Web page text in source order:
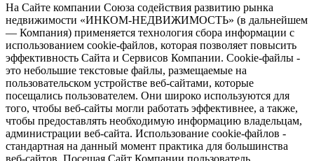
На Сайте компании Союза содействия развитию рынка
недвижимости «ИНКОМ-НЕДВИЖИМОСТЬ» (в дальнейшем
— Компания) применяется технология сбора информации с
использованием cookie-файлов, которая позволяет повысить
эффективность Сайта и Сервисов Компании. Сookie-файлы -
это небольшие текстовые файлы, размещаемые на
пользовательском устройстве веб-сайтами, которые
посещались пользователем. Они широко используются для
того, чтобы веб-сайты могли работать эффективнее, а также,
чтобы предоставлять необходимую информацию владельцам,
администрации веб-сайта. Использование cookie-файлов -
стандартная на данный момент практика для большинства
веб-сайтов. Посещая Сайт Компании пользователь